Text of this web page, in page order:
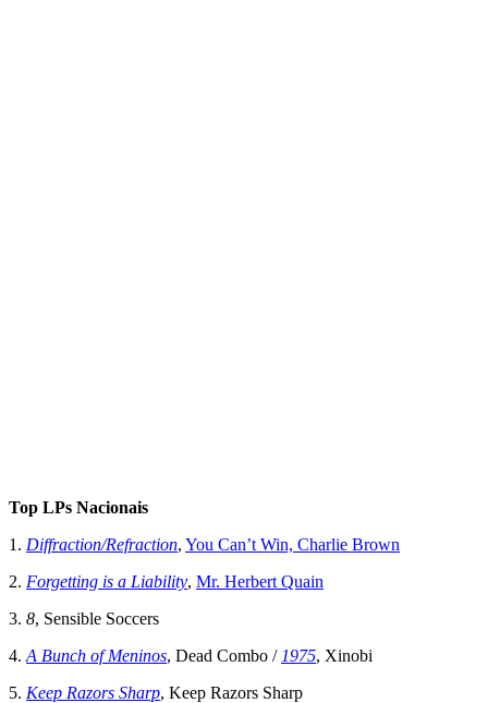
Top LPs Nacionais
1. Diffraction/Refraction, You Can’t Win, Charlie Brown
2. Forgetting is a Liability, Mr. Herbert Quain
3. 8, Sensible Soccers
4. A Bunch of Meninos, Dead Combo / 1975, Xinobi
5. Keep Razors Sharp, Keep Razors Sharp